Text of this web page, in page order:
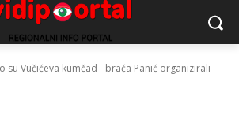
su Vučićeva kumčad - braća Panić organizirali